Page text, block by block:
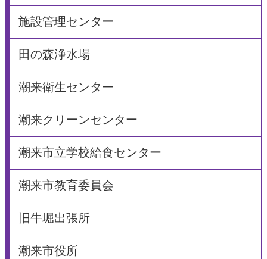
施設管理センター
田の森浄水場
潮来衛生センター
潮来クリーンセンター
潮来市立学校給食センター
潮来市教育委員会
旧牛堀出張所
潮来市役所